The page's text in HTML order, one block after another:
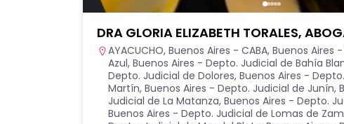
DRA GLORIA ELIZABETH TORALES,
AYACUCHO, Buenos Aires - CABA, Buenos Aires
Azul, Buenos Aires - Depto. Judicial de Bahía
Depto. Judicial de Dolores, Buenos Aires -
Martín, Buenos Aires - Depto. Judicial de Junín,
Judicial de La Matanza, Buenos Aires - Depto.
Buenos Aires - Depto. Judicial de Lomas de